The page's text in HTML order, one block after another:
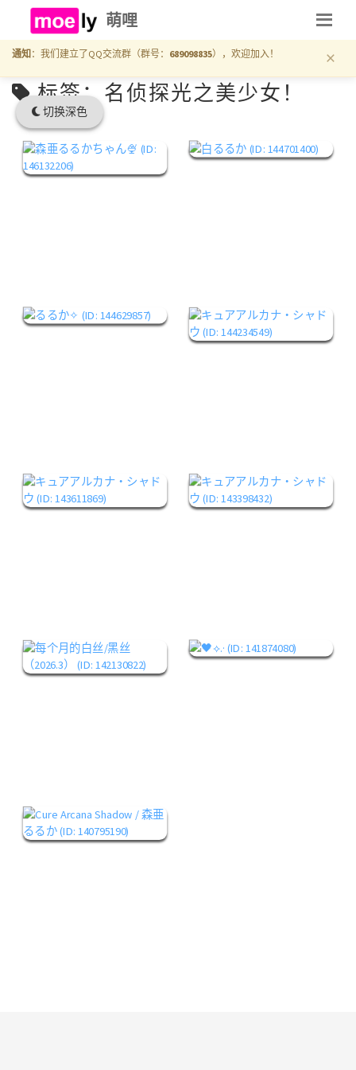
切换深色
萌哩
通知 ：我们建立了QQ交流群（群号： 689098835），欢迎加入！ ×
标签：名侦探光之美少女！